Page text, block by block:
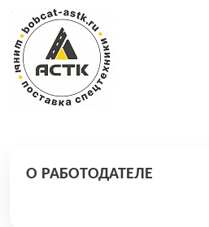
О РАБОТОДАТЕЛЕ